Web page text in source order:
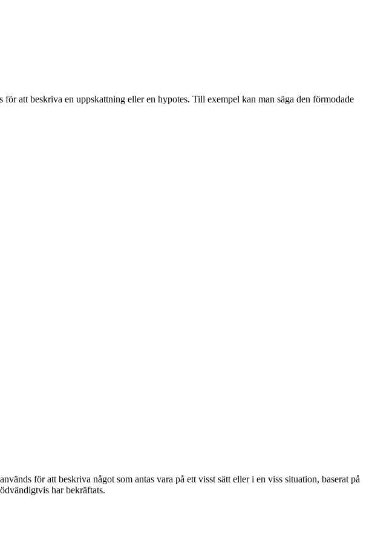
att beskriva en uppskattning eller en hypotes. Till exempel kan man säga den förmodade
för att beskriva något som antas vara på ett visst sätt eller i en viss situation, baserat på
har bekräftats.